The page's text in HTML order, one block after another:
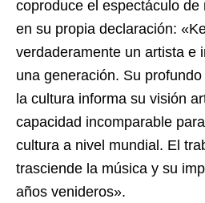
coproduce el espectáculo
en su propia declaración:
verdaderamente un artista e
una generación. Su
la cultura informa su visión
capacidad incomparable
cultura a nivel mundial. El
trasciende la música y su
años venideros».